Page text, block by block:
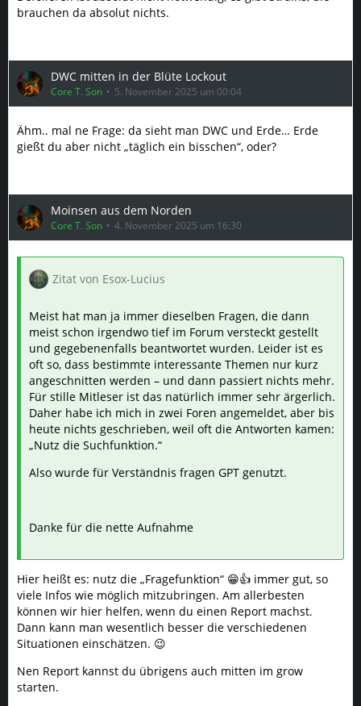
brauchen da absolut nichts.
DWC mitten in der Blüte Lockout
Core T. Son 5. November 2025 um 00:04
Ähm.. mal ne Frage: da sieht man DWC und Erde… Erde
gießt du aber nicht „täglich ein bisschen“, oder?
Moinsen aus dem Norden
Core T. Son 4. November 2025 um 16:30
Zitat von Esox-Lucius
Meist hat man ja immer dieselben Fragen, die dann
meist schon irgendwo tief im Forum versteckt gestellt
und gegebenenfalls beantwortet wurden. Leider ist es
oft so, dass bestimmte interessante Themen nur kurz
angeschnitten werden – und dann passiert nichts mehr.
Für stille Mitleser ist das natürlich immer sehr ärgerlich.
Daher habe ich mich in zwei Foren angemeldet, aber bis
heute nichts geschrieben, weil oft die Antworten kamen:
„Nutz die Suchfunktion.“
Also wurde für Verständnis fragen GPT genutzt.
Danke für die nette Aufnahme
Hier heißt es: nutz die „Fragefunktion“ 😁👍 immer gut, so
viele Infos wie möglich mitzubringen. Am allerbesten
können wir hier helfen, wenn du einen Report machst.
Dann kann man wesentlich besser die verschiedenen
Situationen einschätzen. 😉
Nen Report kannst du übrigens auch mitten im grow
starten.